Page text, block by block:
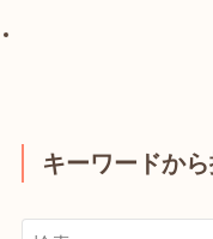
キーワードか